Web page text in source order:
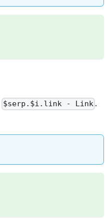
$serp.$i.link - Link .